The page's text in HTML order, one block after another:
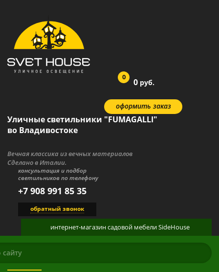
0 0 руб.
оформить заказ
Уличные светильники "FUMAGALLI"
во Владивостоке
Вечная классика из вечных материалов
Сделано в Италии.
консультация и подбор
светильников по телефону
+7 908 991 85 35
обратный звонок
интернет-магазинсадовой мебелиSideHouse
КАТАЛОГ